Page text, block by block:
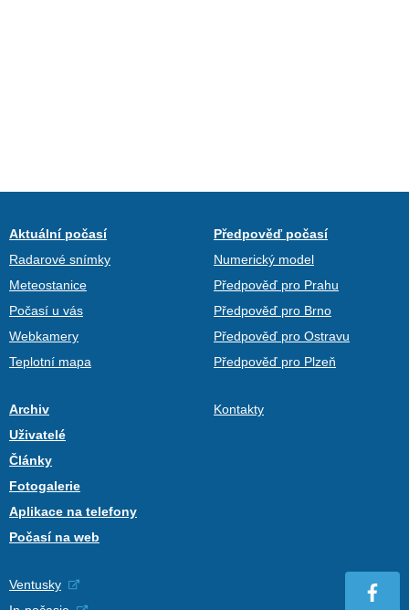
Aktuální počasí
Radarové snímky
Meteostanice
Počasí u vás
Webkamery
Teplotní mapa
Předpověď počasí
Numerický model
Předpověď pro Prahu
Předpověď pro Brno
Předpověď pro Ostravu
Předpověď pro Plzeň
Archiv
Uživatelé
Články
Fotogalerie
Aplikace na telefony
Počasí na web
Kontakty
Ventusky